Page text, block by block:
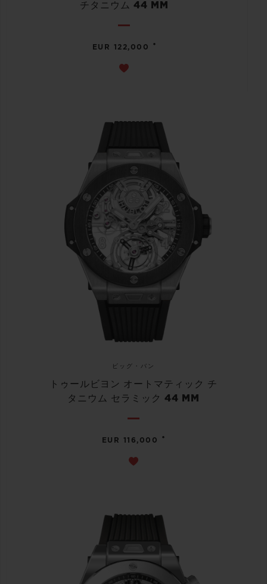
チタニウム 44 MM
EUR 122,000 •
ビッグ・バン
トゥールビヨン オートマティック チ
タニウム セラミック 44 MM
EUR 116,000 •